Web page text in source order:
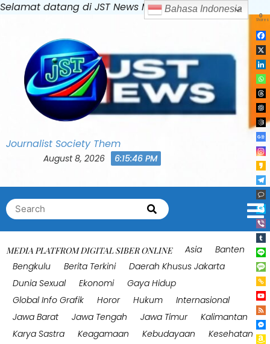
Selamat datang di JST News MediaSkip
to
Journalist Society Them
August 8, 2026 6:15:50 PM
Search
for:
Search
MEDIA PLATFROM DIGITAL SIBER ONLINE Asia
Banten
Bengkulu
Berita Terkini
Daerah Khusus Jakarta
Dunia Sexual
Ekonomi
Gaya Hidup
Global Info Grafik
Horor Hukum
Internasional
Jawa Barat
Jawa Tengah Jawa Timur
Kalimantan
Karya Sastra
Keagamaan Kebudayaan
Kesehatan
0
Shares
Bahasa Indonesia